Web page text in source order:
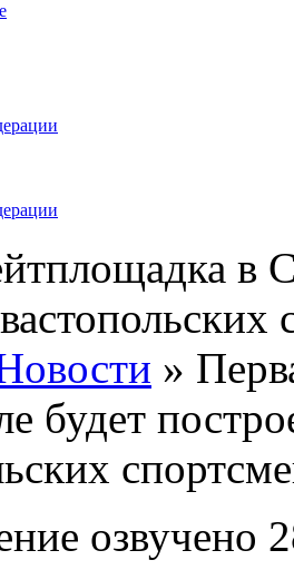
в
»
будет
озвучено